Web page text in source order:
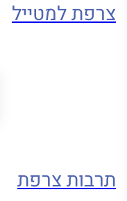
צרפת למטייל
תרבות צרפת